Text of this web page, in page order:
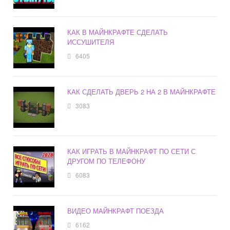
КАК В МАЙНКРАФТЕ СДЕЛАТЬ
ИССУШИТЕЛЯ
6405
КАК СДЕЛАТЬ ДВЕРЬ 2 НА 2 В МАЙНКРАФТЕ
3083
КАК ИГРАТЬ В МАЙНКРАФТ ПО СЕТИ С
ДРУГОМ ПО ТЕЛЕФОНУ
6083
ВИДЕО МАЙНКРАФТ ПОЕЗДА
6162